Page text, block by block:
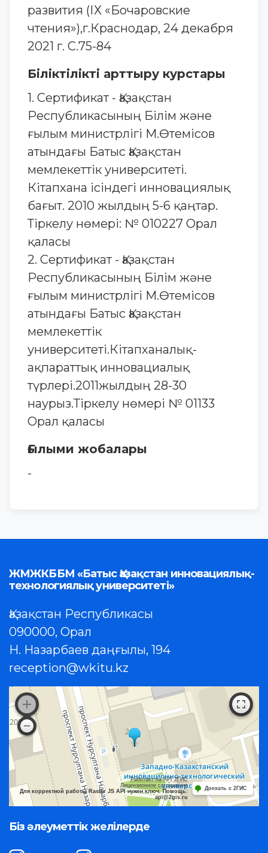
развития (ІХ «Бочаровские
чтения»),г.Краснодар, 24 декабря
2021 г. С.75-84
Біліктілікті арттыру курстары
1. Сертификат - Қазақстан
Республикасының Білім және
ғылым министрлігі М.Өтемісов
атындағы Батыс Қазақстан
мемлекеттік университеті.
Кітапхана ісіндегі инновациялық
бағыт. 2010 жылдың 5-6 қаңтар.
Тіркелу нөмері: № 010227 Орал
қаласы
2. Сертификат - Қазақстан
Республикасының Білім және
ғылым министрлігі М.Өтемісов
атындағы Батыс Қазақстан
мемлекеттік
университеті.Кітапханалық-
ақпараттық инновациалық
түрлері.2011жылдың 28-30
наурыз.Тіркелу нөмері № 01133
Орал қаласы
Ғылыми жобалары
-
ЖМЖКББМ «Батыс Қазақстан инновациялық-
технологиялық университеті»
Қазақстан Республикасы
090000, Орал
Н. Назарбаев даңғылы, 194
reception@wkitu.kz
Работает на API 2ГИС
Лицензионное соглашение
Для корректной работы Raster JS API нужен ключ. Помощь:
api@2gis.ru
Доехать с 2ГИС
Біз әлеуметтік желілерде